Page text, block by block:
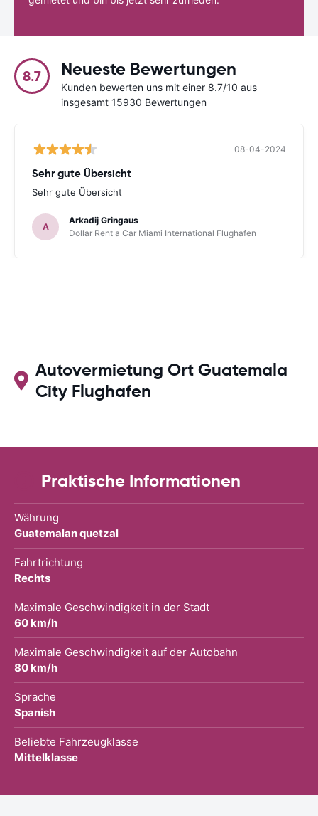
8.7 Neueste Bewertungen
Kunden bewerten uns mit einer 8.7/10 aus
insgesamt 15930 Bewertungen
08-04-2024
Sehr gute Übersicht
Sehr gute Übersicht
A
Arkadij Gringaus
Dollar Rent a Car Miami International Flughafen
Autovermietung Ort Guatemala
City Flughafen
Praktische Informationen
Währung
Guatemalan quetzal
Fahrtrichtung
Rechts
Maximale Geschwindigkeit in der Stadt
60 km/h
Maximale Geschwindigkeit auf der Autobahn
80 km/h
Sprache
Spanish
Beliebte Fahrzeugklasse
Mittelklasse